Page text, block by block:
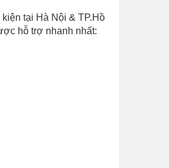
tại Hà Nội & TP.Hồ
hỗ trợ nhanh nhất: